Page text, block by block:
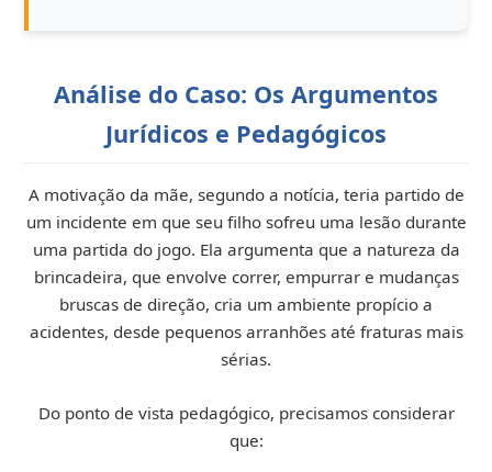
Análise do Caso: Os Argumentos
Jurídicos e Pedagógicos
A motivação da mãe, segundo a notícia, teria partido de
um incidente em que seu filho sofreu uma lesão durante
uma partida do jogo. Ela argumenta que a natureza da
brincadeira, que envolve correr, empurrar e mudanças
bruscas de direção, cria um ambiente propício a
acidentes, desde pequenos arranhões até fraturas mais
sérias.
Do ponto de vista pedagógico, precisamos considerar
que: